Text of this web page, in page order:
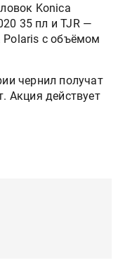
Konica
35 пл и TJR —
Polaris с объёмом
чернил получат
Акция действует